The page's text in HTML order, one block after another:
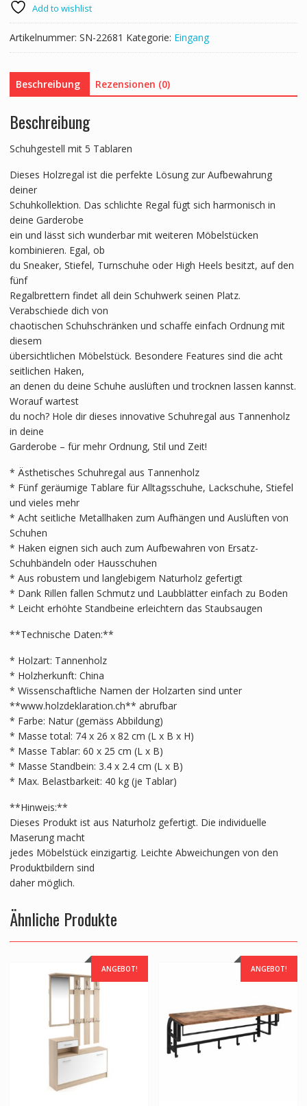
26
x
82
cm
Add to wishlist
Artikelnummer: SN-22681 Kategorie: Eingang
Beschreibung Rezensionen (0)
Beschreibung
Schuhgestell mit 5 Tablaren
Dieses Holzregal ist die perfekte Lösung zur Aufbewahrung
deiner
Schuhkollektion. Das schlichte Regal fügt sich harmonisch in
deine Garderobe
ein und lässt sich wunderbar mit weiteren Möbelstücken
kombinieren. Egal, ob
du Sneaker, Stiefel, Turnschuhe oder High Heels besitzt, auf den
fünf
Regalbrettern findet all dein Schuhwerk seinen Platz.
Verabschiede dich von
chaotischen Schuhschränken und schaffe einfach Ordnung mit
diesem
übersichtlichen Möbelstück. Besondere Features sind die acht
seitlichen Haken,
an denen du deine Schuhe auslüften und trocknen lassen kannst.
Worauf wartest
du noch? Hole dir dieses innovative Schuhregal aus Tannenholz
in deine
Garderobe – für mehr Ordnung, Stil und Zeit!
* Ästhetisches Schuhregal aus Tannenholz
* Fünf geräumige Tablare für Alltagsschuhe, Lackschuhe, Stiefel
und vieles mehr
* Acht seitliche Metallhaken zum Aufhängen und Auslüften von
Schuhen
* Haken eignen sich auch zum Aufbewahren von Ersatz-
Schuhbändeln oder Hausschuhen
* Aus robustem und langlebigem Naturholz gefertigt
* Dank Rillen fallen Schmutz und Laubblätter einfach zu Boden
* Leicht erhöhte Standbeine erleichtern das Staubsaugen
**Technische Daten:**
* Holzart: Tannenholz
* Holzherkunft: China
* Wissenschaftliche Namen der Holzarten sind unter
**www.holzdeklaration.ch** abrufbar
* Farbe: Natur (gemäss Abbildung)
* Masse total: 74 x 26 x 82 cm (L x B x H)
* Masse Tablar: 60 x 25 cm (L x B)
* Masse Standbein: 3.4 x 2.4 cm (L x B)
* Max. Belastbarkeit: 40 kg (je Tablar)
**Hinweis:**
Dieses Produkt ist aus Naturholz gefertigt. Die individuelle
Maserung macht
jedes Möbelstück einzigartig. Leichte Abweichungen von den
Produktbildern sind
daher möglich.
Ähnliche Produkte
ANGEBOT! ANGEBOT!